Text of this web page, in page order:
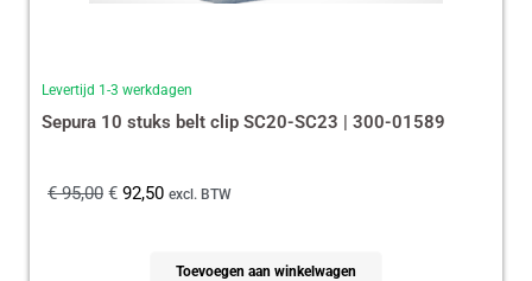
Levertijd 1-3 werkdagen
Sepura 10 stuks belt clip SC20-SC23 | 300-01589
€95,00 € 92,50 excl. BTW
Toevoegen aan winkelwagen